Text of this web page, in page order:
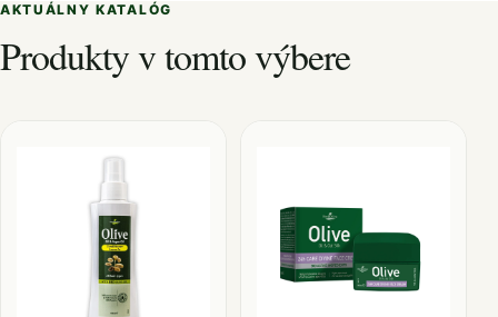
AKTUÁLNY KATALÓG
Produkty v tomto výbere